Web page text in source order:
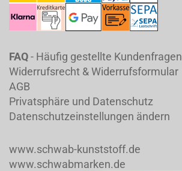
FAQ- Häufig gestellte Kundenfragen
Widerrufsrecht & Widerrufsformular
AGB
Privatsphäre und Datenschutz
Datenschutzeinstellungen ändern
www.schwab-kunststoff.de
www.schwabmarken.de